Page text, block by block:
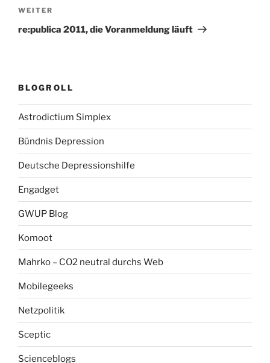
Nächster
Beitrag
WEITER
re:publica 2011, die Voranmeldung läuft
BLOGROLL
Astrodictium Simplex
Bündnis Depression
Deutsche Depressionshilfe
Engadget
GWUP Blog
Komoot
Mahrko – CO2 neutral durchs Web
Mobilegeeks
Netzpolitik
Sceptic
Scienceblogs